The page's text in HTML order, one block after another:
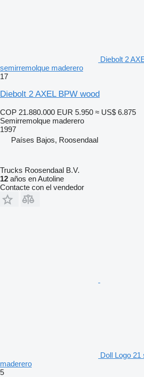
Diebolt 2
semirremolque maderero
17
Diebolt 2 AXEL BPW wood
COP 21.880.000 EUR 5.950 ≈ US$ 6.875
Semirremolque maderero
1997
Países Bajos, Roosendaal
Trucks Roosendaal B.V.
12 años en Autoline
Contacte con el vendedor
Doll Logo
maderero
5